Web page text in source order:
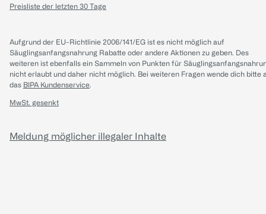
Preisliste der letzten 30 Tage
Aufgrund der EU-Richtlinie 2006/141/EG ist es nicht möglich auf
Säuglingsanfangsnahrung Rabatte oder andere Aktionen zu geben. Des
weiteren ist ebenfalls ein Sammeln von Punkten für
nicht erlaubt und daher nicht möglich. Bei weiteren Fragen wende dich bitte
das BIPA Kundenservice.
MwSt. gesenkt
Meldung möglicher illegaler Inhalte